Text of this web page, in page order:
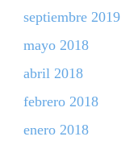
septiembre 2019
mayo 2018
abril 2018
febrero 2018
enero 2018